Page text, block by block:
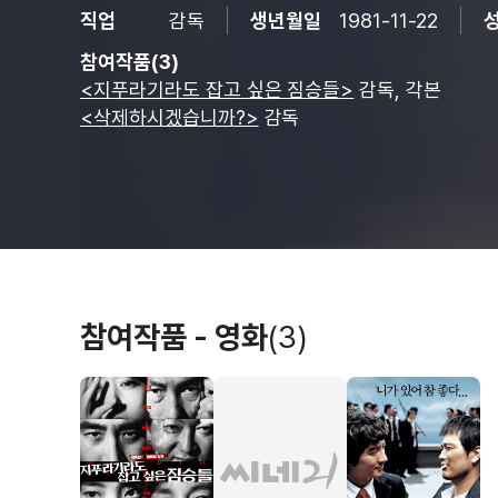
직업 감독 생년월일 1981-11-22
참여작품(3)
<지푸라기라도 잡고 싶은 짐승들> 감독, 각본
<삭제하시겠습니까?> 감독
참여작품 - 영화(3)